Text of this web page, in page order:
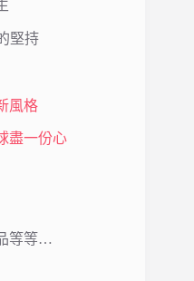
堅持
風格
盡一份心
等等…